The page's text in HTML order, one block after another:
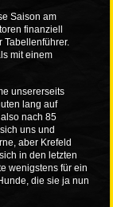
Saison am
finanziell
Tabellenführer.
mit einem
unsererseits
lang auf
nach 85
uns und
aber Krefeld
in den letzten
wenigstens für ein
die sie ja nun